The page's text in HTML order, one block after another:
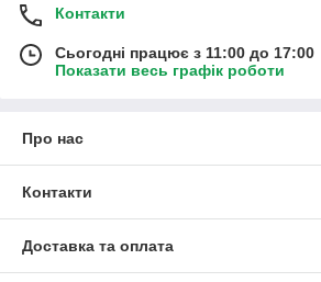
Контакти
Сьогодні працює з 11:00 до 17:00
Показати весь графік роботи
Про нас
Контакти
Доставка та оплата